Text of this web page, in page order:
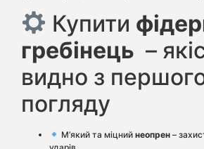
Купити
гребінець –
видно з
погляду
М’який та міцний неопрен–